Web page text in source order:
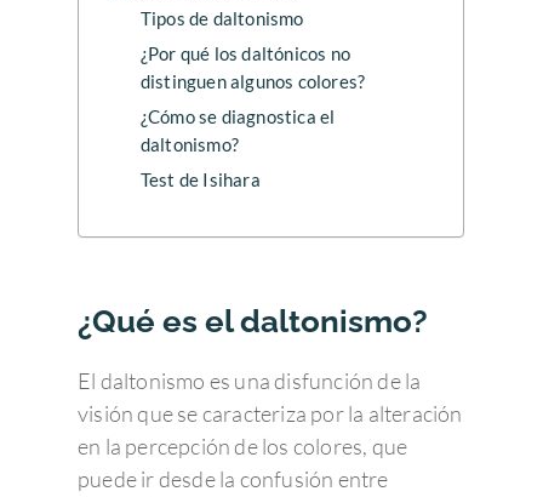
Tipos de daltonismo
¿Por qué los daltónicos no
distinguen algunos colores?
¿Cómo se diagnostica el
daltonismo?
Test de Isihara
¿Qué es el daltonismo?
El daltonismo es una disfunción de la
visión que se caracteriza por la alteración
en la percepción de los colores, que
puede ir desde la confusión entre